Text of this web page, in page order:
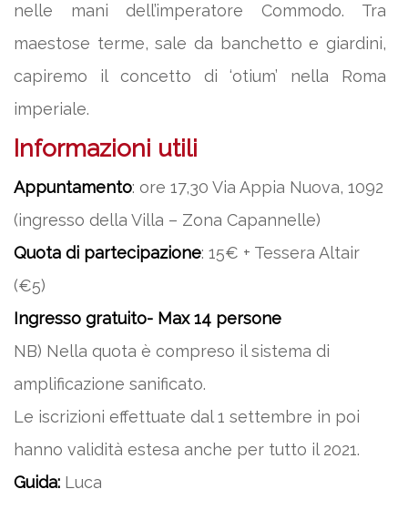
nelle mani dell’imperatore Commodo. Tra
maestose terme, sale da banchetto e giardini,
capiremo il concetto di ‘otium’ nella Roma
imperiale.
Informazioni utili
Appuntamento: ore 17,30 Via Appia Nuova, 1092
(ingresso della Villa – Zona Capannelle)
Quota di partecipazione: 15€ + Tessera Altair
(€5)
Ingresso gratuito- Max 14 persone
NB) Nella quota è compreso il sistema di
amplificazione sanificato.
Le iscrizioni effettuate dal 1 settembre in poi
hanno validità estesa anche per tutto il 2021.
Guida: Luca